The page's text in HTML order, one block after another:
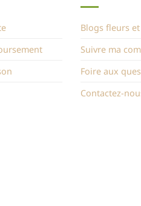
Blogs fleurs
Suivre ma
Foire aux
Contactez-